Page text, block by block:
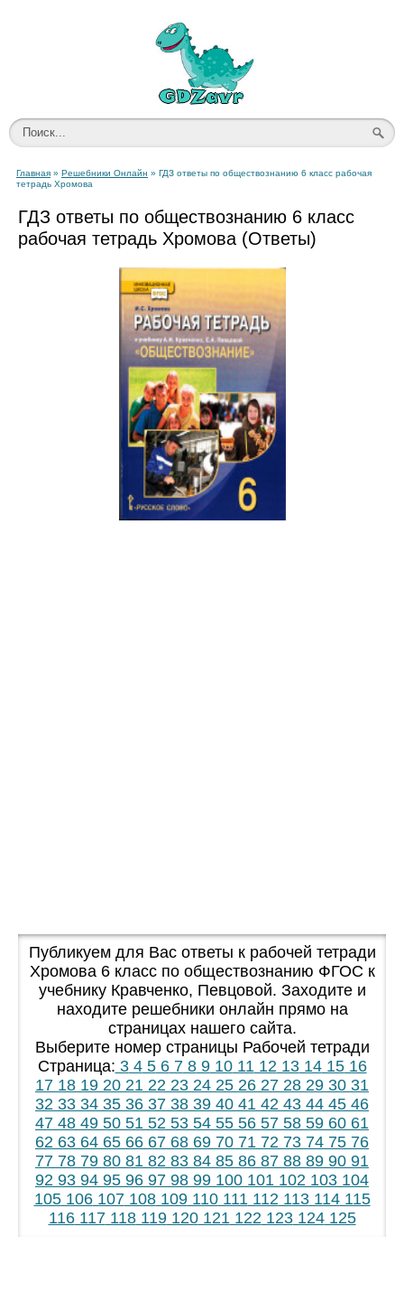
Главная » Решебники Онлайн » ГДЗ ответы по обществознанию 6 класс рабочая
тетрадь Хромова
ГДЗ ответы по обществознанию 6 класс
рабочая тетрадь Хромова (Ответы)
Публикуем для Вас ответы к рабочей тетради
Хромова 6 класс по обществознанию ФГОС к
учебнику Кравченко, Певцовой. Заходите и
находите решебники онлайн прямо на
страницах нашего сайта.
Выберите номер страницы Рабочей тетради
Страница: 345678910111213141516
17 18 19 20 21 22 23 24 25 26 27 28 29 30 31
32 33 34 35 36 37 38 39 40 41 42 43 44 45 46
47 48 49 50 51 52 53 54 55 56 57 58 59 60 61
62 63 64 65 66 67 68 69 70 71 72 73 74 75 76
77 78 79 80 81 82 83 84 85 86 87 88 89 90 91
92 93 94 95 96 97 98 99 100 101 102 103 104
105106107108109110111112113114115
116117118119120121122123124125